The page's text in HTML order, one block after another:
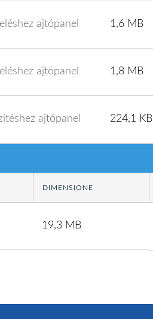
ajtópanel 1,6 MB
ajtópanel 1,8 MB
ajtópanel 224,1 KB
DIMENSIONE
19,3 MB